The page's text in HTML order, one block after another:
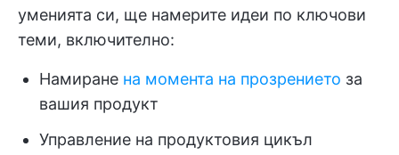
уменията си, ще намерите идеи по ключови
теми, включително:
Намиране на момента на прозрението за
вашия продукт
Управление на продуктовия цикъл